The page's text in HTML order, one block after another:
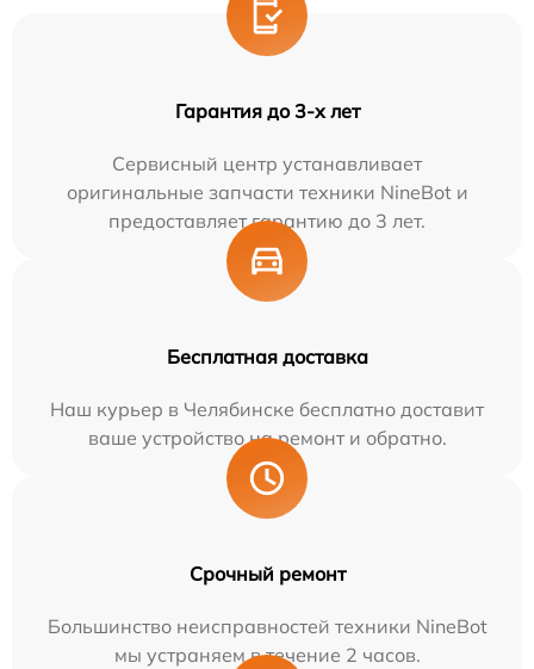
Гарантия до 3-х лет
Сервисный центр устанавливает
оригинальные запчасти техники NineBot и
предоставляет гарантию до 3 лет.
Бесплатная доставка
Наш курьер в Челябинске бесплатно доставит
ваше устройство на ремонт и обратно.
Срочный ремонт
Большинство неисправностей техники NineBot
мы устраняем в течение 2 часов.